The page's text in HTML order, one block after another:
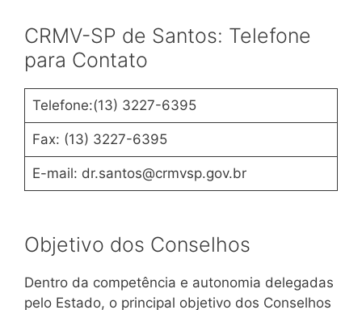
CRMV-SP de Santos: Telefone
para Contato
Telefone:(13) 3227-6395
Fax: (13) 3227-6395
E-mail: dr.santos@crmvsp.gov.br
Objetivo dos Conselhos
Dentro da competência e autonomia delegadas
pelo Estado, o principal objetivo dos Conselhos